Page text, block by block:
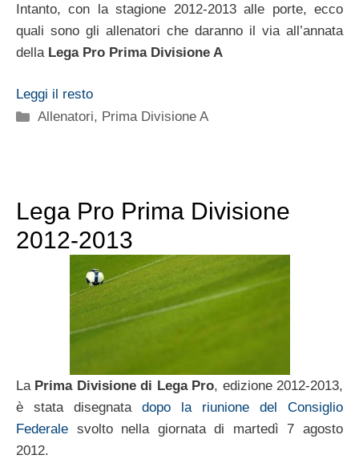
Intanto, con la stagione 2012-2013 alle porte, ecco
quali sono gli allenatori che daranno il via all’annata
della Lega Pro Prima Divisione A
Leggi il resto
Categorie
Allenatori, Prima Divisione A
Lega Pro Prima Divisione
2012-2013
La Prima Divisione di Lega Pro, edizione 2012-2013,
è stata disegnata dopo la riunione del Consiglio
Federale svolto nella giornata di martedì 7 agosto
2012.